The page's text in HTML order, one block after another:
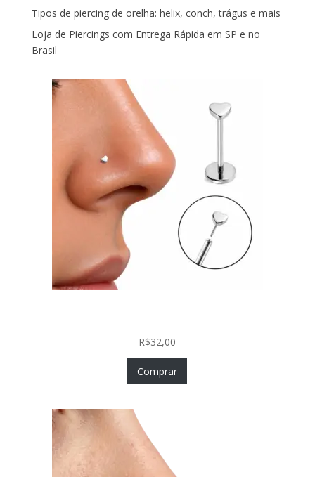
Tipos de piercing de orelha: helix, conch, trágus e mais
Loja de Piercings com Entrega Rápida em SP e no
Brasil
R$32,00
Comprar